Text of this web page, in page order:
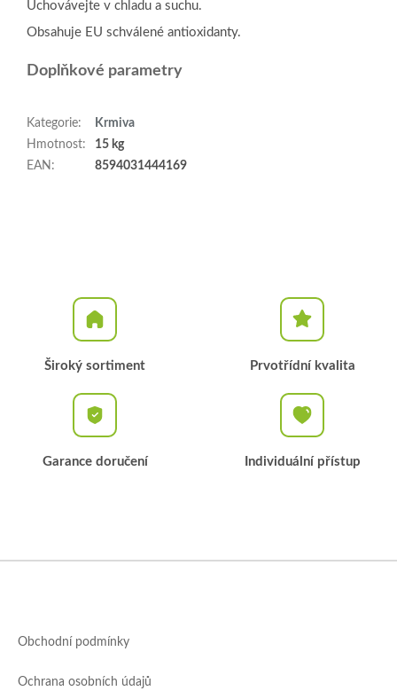
Uchovávejte v chladu a suchu.
Obsahuje EU schválené antioxidanty.
Doplňkové parametry
Kategorie:
Krmiva
Hmotnost:
15 kg
EAN : 8594031444169
Široký sortiment Prvotřídní kvalita
Garance doručení Individuální přístup
Obchodní podmínky
Ochrana osobních údajů